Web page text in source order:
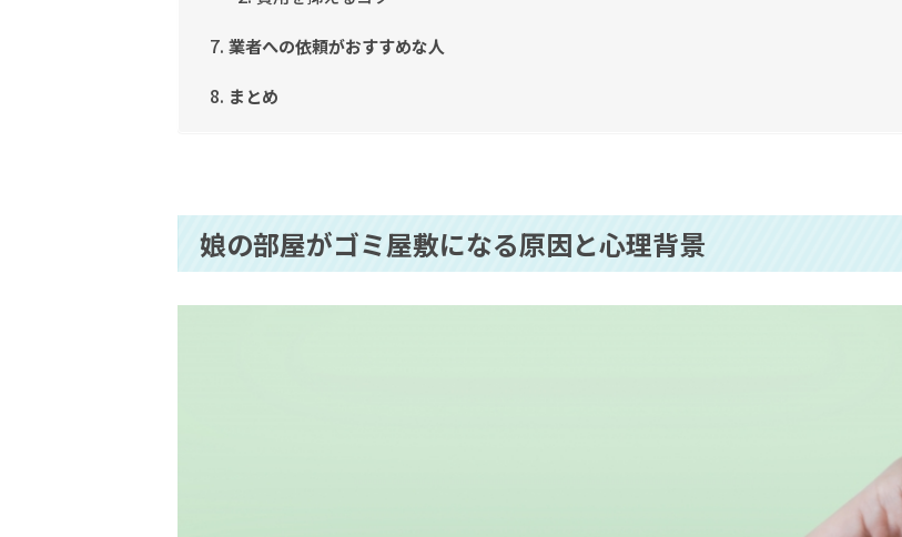
業者への依頼がおすすめな人
まとめ
娘の部屋がゴミ屋敷になる原因と心理背景